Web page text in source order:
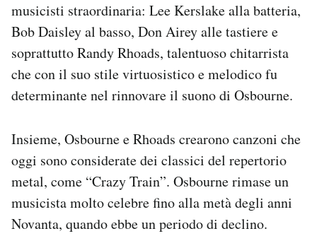
musicisti straordinaria: Lee Kerslake alla batteria,
Bob Daisley al basso, Don Airey alle tastiere e
soprattutto Randy Rhoads, talentuoso chitarrista
che con il suo stile virtuosistico e melodico fu
determinante nel rinnovare il suono di Osbourne.
Insieme, Osbourne e Rhoads crearono canzoni che
oggi sono considerate dei classici del repertorio
metal, come “Crazy Train”. Osbourne rimase un
musicista molto celebre fino alla metà degli anni
Novanta, quando ebbe un periodo di declino.